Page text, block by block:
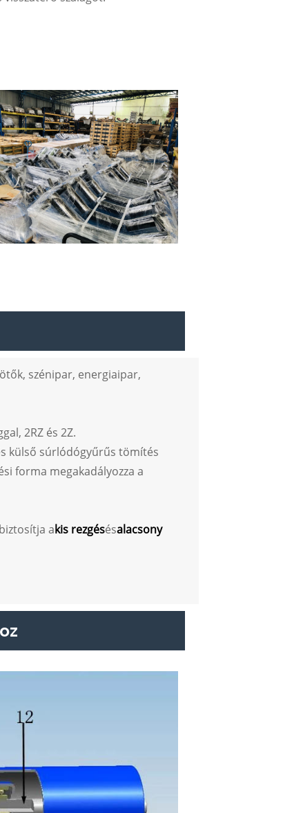
szénipar, energiaipar,
2RZ és 2Z.
külső súrlódógyűrűs tömítés
forma megakadályozza a
akis rezgésésalacsony